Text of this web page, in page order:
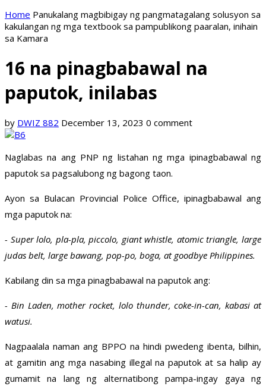
Home Panukalang magbibigay ng pangmatagalang solusyon sa
kakulangan ng mga textbook sa pampublikong paaralan, inihain
sa Kamara
16 na pinagbabawal na
paputok, inilabas
by DWIZ 882 December 13, 2023 0 comment
Naglabas na ang PNP ng listahan ng mga ipinagbabawal ng
paputok sa pagsalubong ng bagong taon.
Ayon sa Bulacan Provincial Police Office, ipinagbabawal ang
mga paputok na:
- Super lolo, pla-pla, piccolo, giant whistle, atomic triangle, large
judas belt, large bawang, pop-po, boga, at goodbye Philippines.
Kabilang din sa mga pinagbabawal na paputok ang:
- Bin Laden, mother rocket, lolo thunder, coke-in-can, kabasi at
watusi.
Nagpaalala naman ang BPPO na hindi pwedeng ibenta, bilhin,
at gamitin ang mga nasabing illegal na paputok at sa halip ay
gumamit na lang ng alternatibong pampa-ingay gaya ng